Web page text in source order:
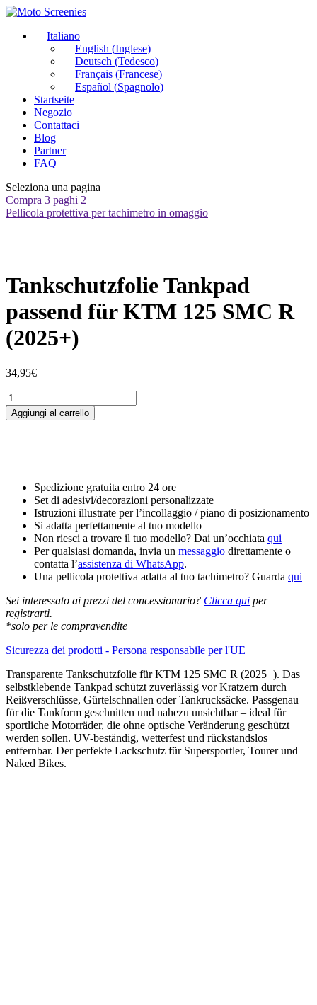
Italiano
English (Inglese)
Deutsch (Tedesco)
Français (Francese)
Español (Spagnolo)
Startseite
Negozio
Contattaci
Blog
Partner
FAQ
Seleziona una pagina
Compra 3 paghi 2
Pellicola protettiva per tachimetro in omaggio
Tankschutzfolie Tankpad
passend für KTM 125 SMC R
(2025+)
34,95€
Tankschutzfolie
Tankpad
passend
(2025+)
quantità
Aggiungi al carrello
Spedizione gratuita entro 24 ore
Set di adesivi/decorazioni personalizzate
Istruzioni illustrate per l’incollaggio / piano di posizionamento
Si adatta perfettamente al tuo modello
Non riesci a trovare il tuo modello? Dai un’occhiata qui
Per qualsiasi domanda, invia un messaggio direttamente o
contatta l’assistenza di WhatsApp.
Una pellicola protettiva adatta al tuo tachimetro? Guarda qui
Sei interessato ai prezzi del concessionario? Clicca qui per
registrarti.
*solo per le compravendite
Sicurezza dei prodotti - Persona responsabile per l'UE
Transparente Tankschutzfolie für KTM 125 SMC R (2025+). Das
selbstklebende Tankpad schützt zuverlässig vor Kratzern durch
Reißverschlüsse, Gürtelschnallen oder Tankrucksäcke. Passgenau
für die Tankform geschnitten und nahezu unsichtbar – ideal für
sportliche Motorräder, die ohne optische Veränderung geschützt
werden sollen. UV-beständig, wetterfest und rückstandslos
entfernbar. Der perfekte Lackschutz für Supersportler, Tourer und
Naked Bikes.